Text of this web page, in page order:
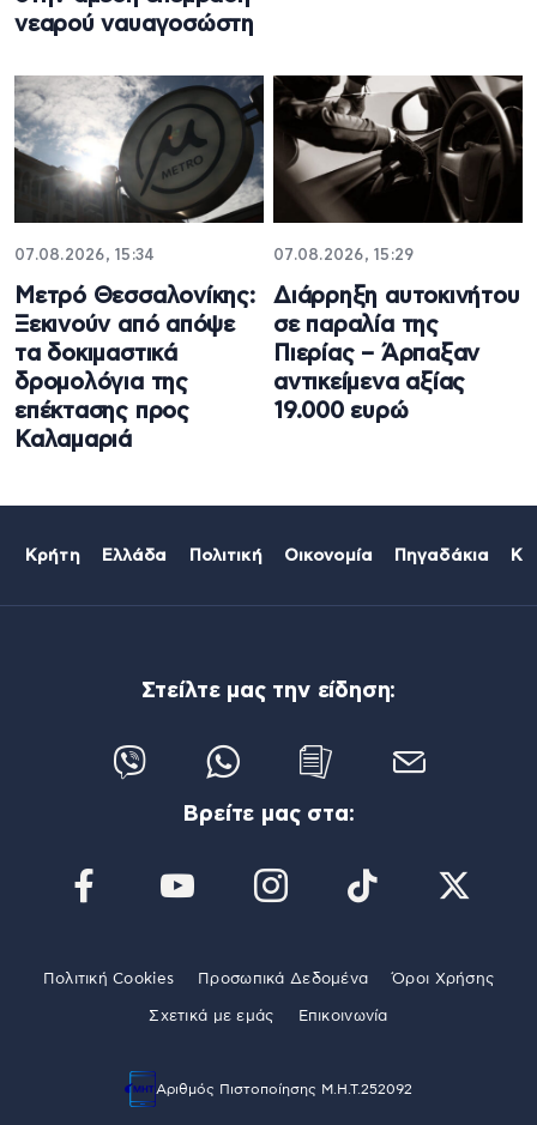
νεαρού ναυαγοσώστη
07.08.2026, 15:34
Μετρό Θεσσαλονίκης:
Ξεκινούν από απόψε
τα δοκιμαστικά
δρομολόγια της
επέκτασης προς
Καλαμαριά
07.08.2026, 15:29
Διάρρηξη αυτοκινήτου
σε παραλία της
Πιερίας – Άρπαξαν
αντικείμενα αξίας
19.000 ευρώ
Κρήτη Ελλάδα Πολιτική Οικονομία Πηγαδάκια
Στείλτε μας την είδηση:
Βρείτε μας στα:
Πολιτική Cookies Προσωπικά Δεδομένα Όροι Χρήσης
Σχετικά με εμάς Επικοινωνία
Αριθμός Πιστοποίησης Μ.Η.Τ.252092